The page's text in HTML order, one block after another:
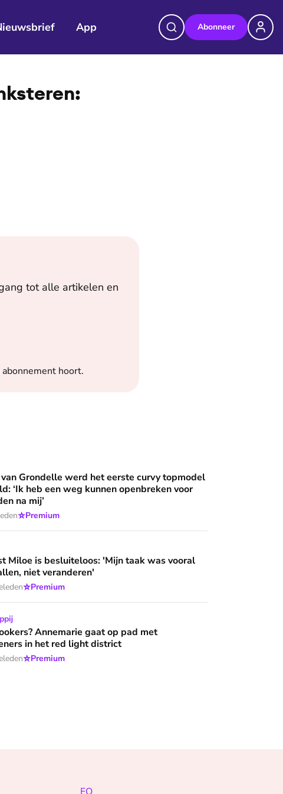
App Abonneer
tot alle artikelen en
hoort.
werd het eerste curvy topmodel ter wereld: ‘Ik heb een weg
Grondelle werd het eerste curvy topmodel
‘Ik heb een weg kunnen openbreken voor
na mij’
⭐Premium
'Mijn taak was vooral niet opvallen, niet veranderen'
Miloe is besluiteloos: 'Mijn taak was vooral
niet veranderen'
⭐Premium
gaat op pad met hulpverleners in het red light district
Annemarie gaat op pad met
in het red light district
⭐Premium